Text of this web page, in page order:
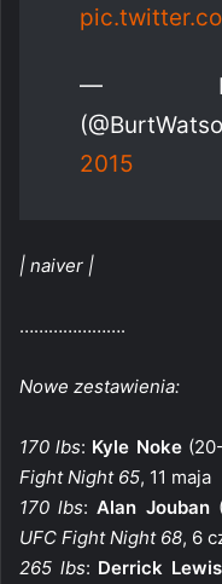
—
2015
| naiver |
………………….
Nowe zestawienia:
170 lbs: Kyle Noke
Fight Night 65, 11 maja
170 lbs:Alan Jouban
UFC Fight Night 68, 6
265 lbs: Derrick Lewis